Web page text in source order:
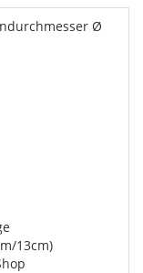
Ø
13cm)